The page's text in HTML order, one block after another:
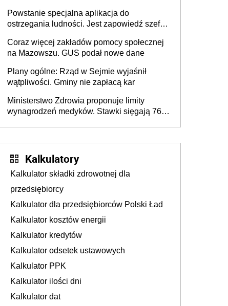
Powstanie specjalna aplikacja do
ostrzegania ludności. Jest zapowiedź szefa
Coraz więcej zakładów pomocy społecznej
na Mazowszu. GUS podał nowe dane
Plany ogólne: Rząd w Sejmie wyjaśnił
wątpliwości. Gminy nie zapłacą kar
Ministerstwo Zdrowia proponuje limity
wynagrodzeń medyków. Stawki sięgają 76,8
Kalkulatory
Kalkulator składki zdrowotnej dla
przedsiębiorcy
Kalkulator dla przedsiębiorców Polski Ład
Kalkulator kosztów energii
Kalkulator kredytów
Kalkulator odsetek ustawowych
Kalkulator PPK
Kalkulator ilości dni
Kalkulator dat